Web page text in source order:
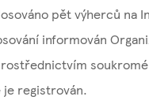
pět výherců na
informován
registrován.